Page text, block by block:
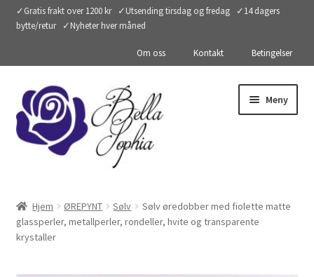
✓Gratis frakt over 1200 kr ✓Utsending tirsdag og fredag ✓14 dagers
bytte/retur ✓Nyheter hver måned
Om oss Kontakt Betingelser
Hopp
til
navigasjon
Hopp
til
innhold
Meny
RINGER
Hjem ØREPYNT Sølv
Sølv øredobber med fiolette matte
glassperler, metallperler, rondeller, hvite og transparente
krystaller